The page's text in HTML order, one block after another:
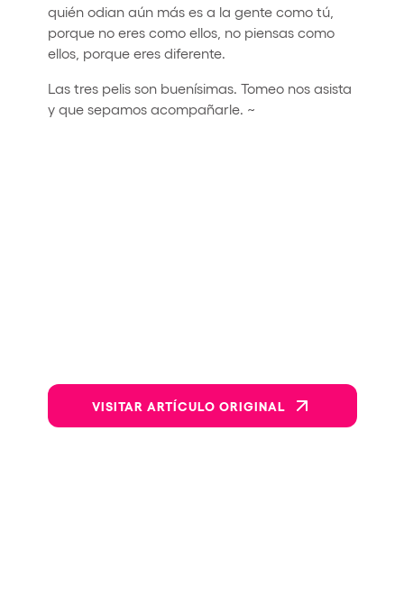
quién odian aún más es a la gente como tú,
porque no eres como ellos, no piensas como
ellos, porque eres diferente.
Las tres pelis son buenísimas. Tomeo nos asista
y que sepamos acompañarle. ~
VISITAR ARTÍCULO ORIGINAL